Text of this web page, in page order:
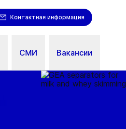
Контактная информация
СМИ Вакансии